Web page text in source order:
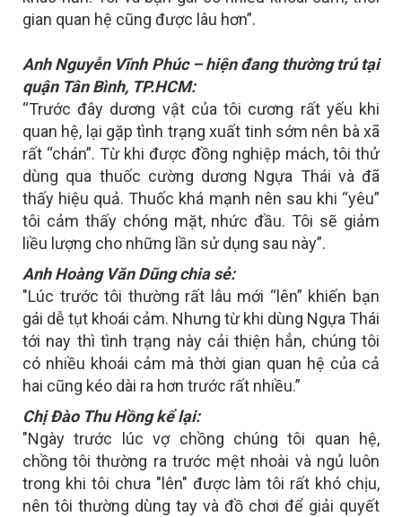
gian quan hệ cũng được lâu hơn”.
Anh Nguyễn Vĩnh Phúc – hiện đang thường trú tại
quận Tân Bình, TP.HCM:
“Trước đây dương vật của tôi cương rất yếu khi
quan hệ, lại gặp tình trạng xuất tinh sớm nên bà xã
rất “chán”. Từ khi được đồng nghiệp mách, tôi thử
dùng qua thuốc cường dương Ngựa Thái và đã
thấy hiệu quả. Thuốc khá mạnh nên sau khi “yêu”
tôi cảm thấy chóng mặt, nhức đầu. Tôi sẽ giảm
liều lượng cho những lần sử dụng sau này”.
Anh Hoàng Văn Dũng chia sẻ:
"Lúc trước tôi thường rất lâu mới “lên” khiến bạn
gái dễ tụt khoái cảm. Nhưng từ khi dùng Ngựa Thái
tới nay thì tình trạng này cải thiện hẳn, chúng tôi
có nhiều khoái cảm mà thời gian quan hệ của cả
hai cũng kéo dài ra hơn trước rất nhiều.”
Chị Đào Thu Hồng kể lại:
"Ngày trước lúc vợ chồng chúng tôi quan hệ,
chồng tôi thường ra trước mệt nhoài và ngủ luôn
trong khi tôi chưa "lên" được làm tôi rất khó chịu,
nên tôi thường dùng tay và đồ chơi để giải quyết